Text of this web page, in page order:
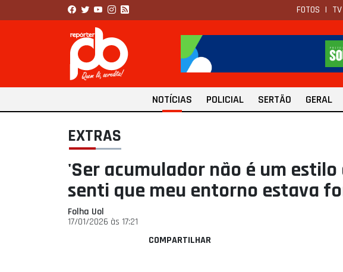
FOTOS |
NOTÍCIAS POLICIAL SERTÃO GERAL
EXTRAS
'Ser acumulador não é um estilo
senti que meu entorno estava
Folha Uol
17/01/2026 às 17:21
COMPARTILHAR